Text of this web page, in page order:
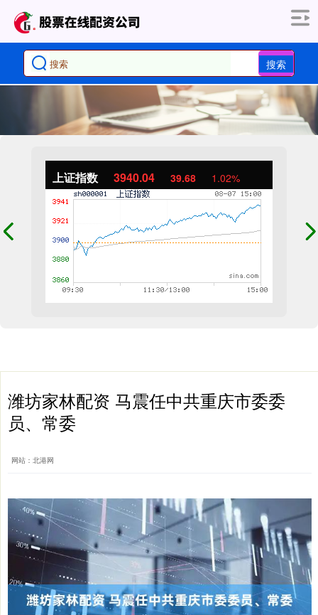
搜索
上证指数 3940.04 39.68 1.02%
潍坊家林配资 马震任中共重庆市委委
员、常委
网站：北港网